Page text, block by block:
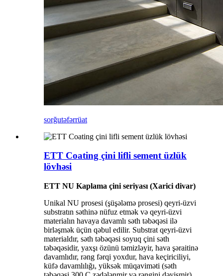
sorğutəfərrüat
ETT Coating çini lifli sement üzlük
lövhəsi
ETT NU Kaplama çini seriyası (Xarici divar)
Unikal NU prosesi (şüşələmə prosesi) qeyri-üzvi
substratın səthinə nüfuz etmək və qeyri-üzvi
materialın havaya davamlı səth təbəqəsi ilə
birləşmək üçün qəbul edilir. Substrat qeyri-üzvi
materialdır, səth təbəqəsi soyuq çini səth
təbəqəsidir, yaxşı özünü təmizləyir, hava şəraitinə
davamlıdır, rəng fərqi yoxdur, hava keçiriciliyi,
küfə davamlılığı, yüksək müqaviməti (səth